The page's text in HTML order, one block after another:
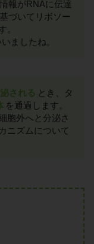
報がRNAに伝達
づいてリボソー
。
いましたね。
される とき、タ
を通過します。
胞外へと分泌さ
ニズムについて